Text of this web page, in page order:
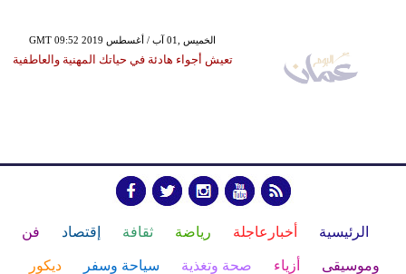
GMT 09:52 2019 الخميس ,01 آب / أغسطس
تعيش أجواء هادئة في حياتك المهنية والعاطفية
الرئيسية أخبارعاجلة رياضة ثقافة إقتصاد فن
وموسيقى أزياء صحة وتغذية سياحة وسفر ديكور